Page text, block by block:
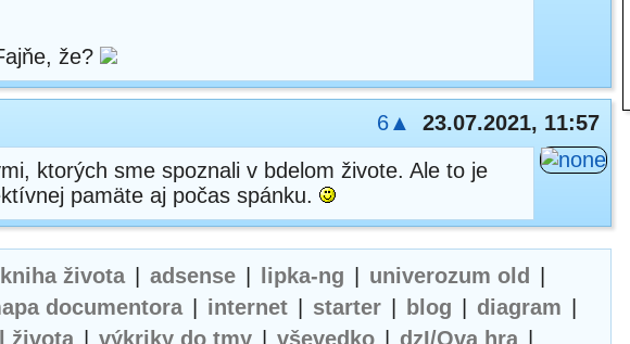
že?
6▲
23.07.2021, 11:57
ktorých sme spoznali v bdelom živote. Ale to je
pamäte aj počas spánku.
kniha života adsense lipka-ng univerozum old
documentora internet starter blog diagram
života výkriky do tmy vševedko dzI/Ova hra